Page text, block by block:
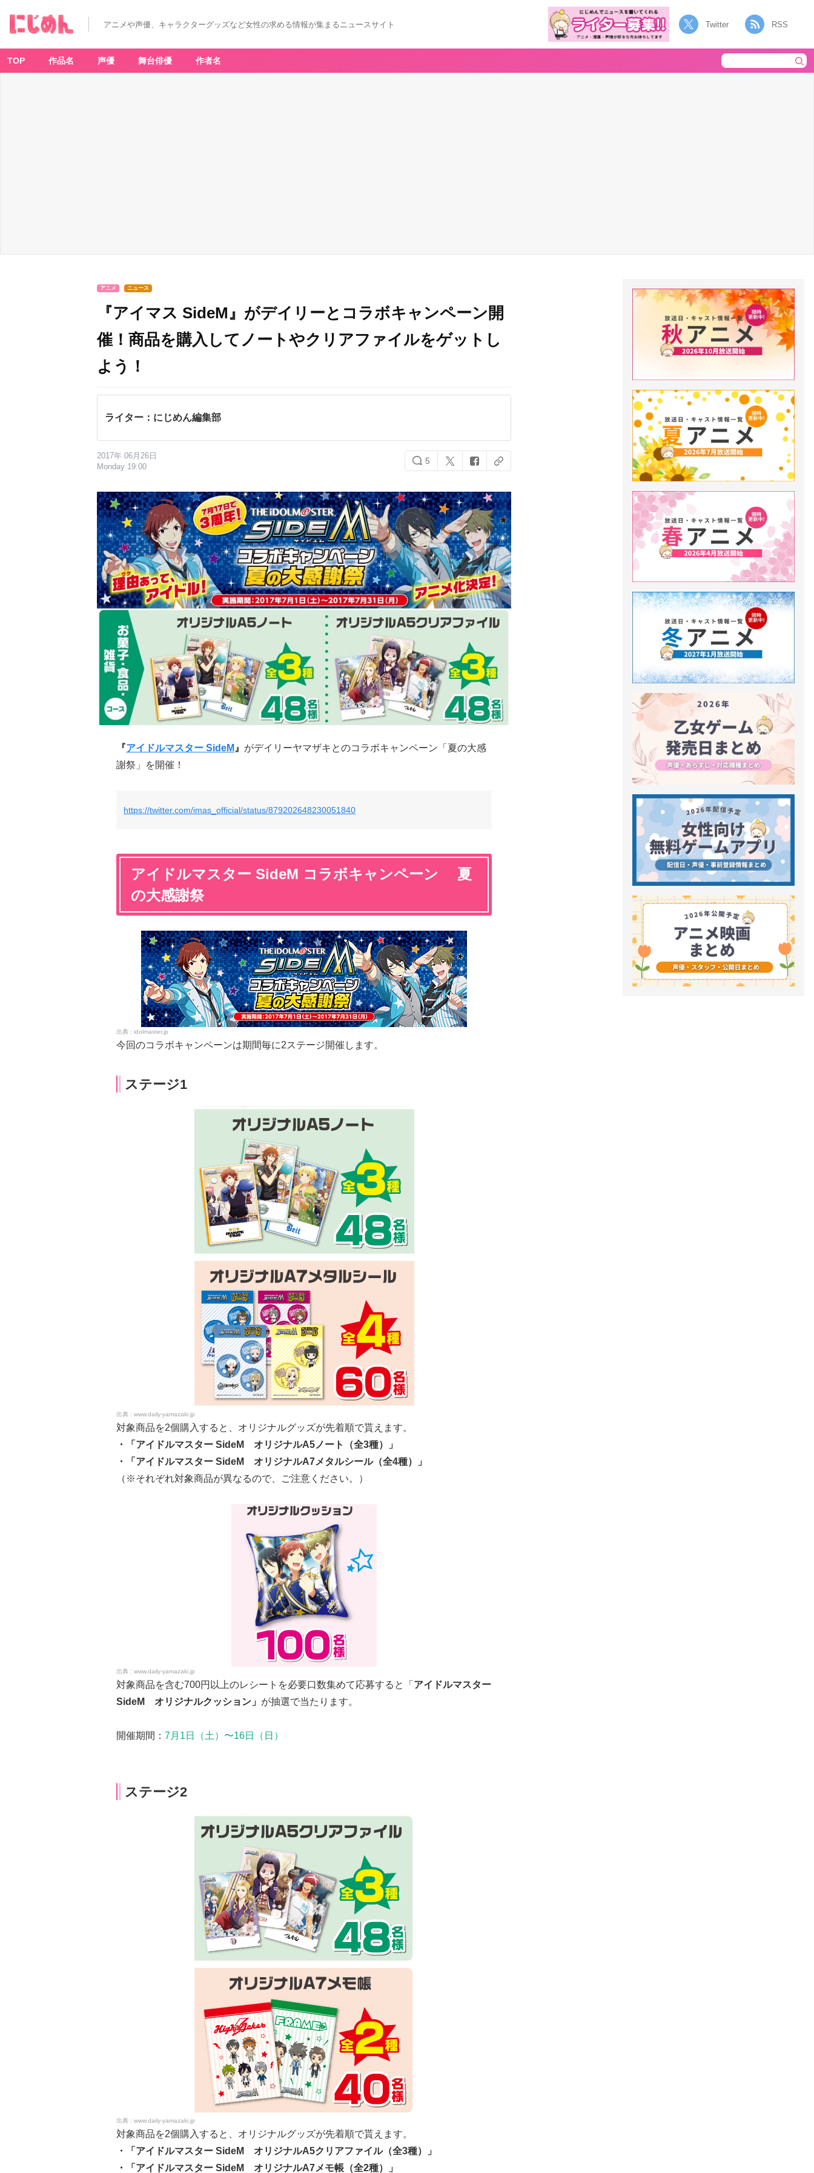
アニメや声優、キャラクターグッズなど女性の求める情報が集まるニュースサイト Twitter RSS
TOP 作品名 声優 舞台俳優 作者名
アニメ ニュース
『アイマス SideM』がデイリーとコラボキャンペーン開
催！商品を購入してノートやクリアファイルをゲットし
よう！
ライター：にじめん編集部
2017年 06月26日
Monday 19:00
5
『アイドルマスター SideM 』 がデイリーヤマザキとのコラボキャンペーン「夏の大感
謝祭」を開催！
https://twitter.com/imas_official/status/879202648230051840
アイドルマスター SideM コラボキャンペーン 夏
の大感謝祭
idolmaster.jp
今回のコラボキャンペーンは期間毎に2ステージ開催します。
ステージ1
www.daily-yamazaki.jp
対象商品を2個購入すると、オリジナルグッズが先着順で貰えます。
・「アイドルマスター SideM オリジナルA5ノート（全3種）」
・「アイドルマスター SideM オリジナルA7メタルシール（全4種）」
（※それぞれ対象商品が異なるので、ご注意ください。）
www.daily-yamazaki.jp
対象商品を含む700円以上のレシートを必要口数集めて応募すると「 アイドルマスター
SideM オリジナルクッション」 が抽選で当たります。
開催期間： 7月1日（土）〜16日（日）
ステージ2
www.daily-yamazaki.jp
対象商品を2個購入すると、オリジナルグッズが先着順で貰えます。
・「アイドルマスター SideM オリジナルA5クリアファイル（全3種）」
・「アイドルマスター SideM オリジナルA7メモ帳（全2種）」